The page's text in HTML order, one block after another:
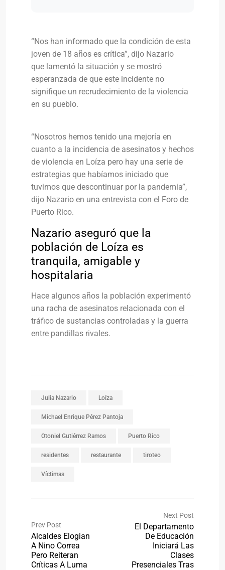
“Nos han informado que la condición de esta
joven de 18 años es crítica”, dijo Nazario
que lamentó la situación y se mostró
esperanzada de que este incidente no
signifique un recrudecimiento de la violencia
en su pueblo.
“Nosotros hemos tenido una mejoría en
cuanto a la incidencia de asesinatos y hechos
de violencia en Loíza pero hay una serie de
estrategias que habíamos iniciado que
tuvimos que descontinuar por la pandemia”,
dijo Nazario en una entrevista con el Foro de
Puerto Rico.
Nazario aseguró que la
población de Loíza es
tranquila, amigable y
hospitalaria
Hace algunos años la población experimentó
una racha de asesinatos relacionada con el
tráfico de sustancias controladas y la guerra
entre pandillas rivales.
Julia Nazario Loíza
Michael Enrique Pérez Pantoja
Otoniel Gutiérrez Ramos Puerto Rico
residentes restaurante tiroteo
Víctimas
Prev Post
Alcaldes Elogian
A Nino Correa
Pero Reiteran
Críticas A Luma
Next Post
El Departamento
De Educación
Iniciará Las
Clases
Presenciales Tras